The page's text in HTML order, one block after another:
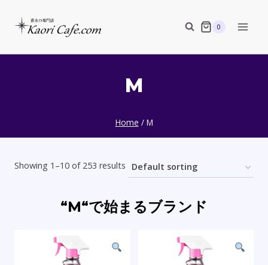
0
M
Home / M
Showing 1–10 of 253 results
“M“で始まるブランド